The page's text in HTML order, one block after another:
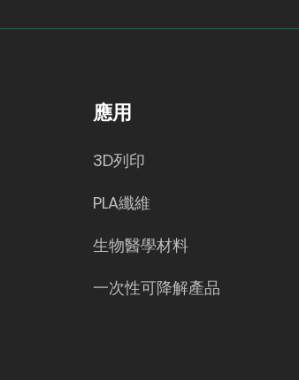
應用
3D列印
PLA纖維
生物醫學材料
一次性可降解產品